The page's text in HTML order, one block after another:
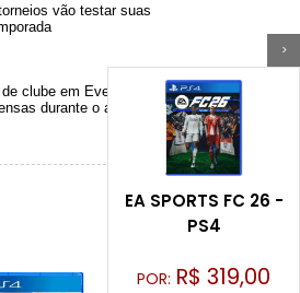
>
EA SPORTS FC 26 -
PS4
POR: R$ 319,00
vão testar suas
clube em Eventos ao
durante o ano todo.